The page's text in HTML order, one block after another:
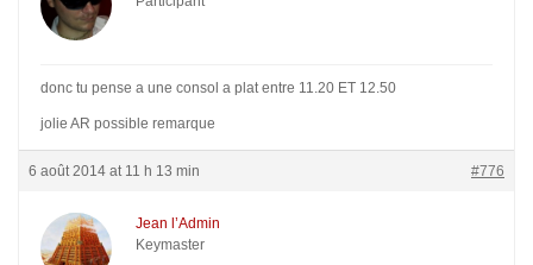
donc tu pense a une consol a plat entre 11.20 ET 12.50
jolie AR possible remarque
6 août 2014 at 11 h 13 min #776
Jean l’Admin
Keymaster